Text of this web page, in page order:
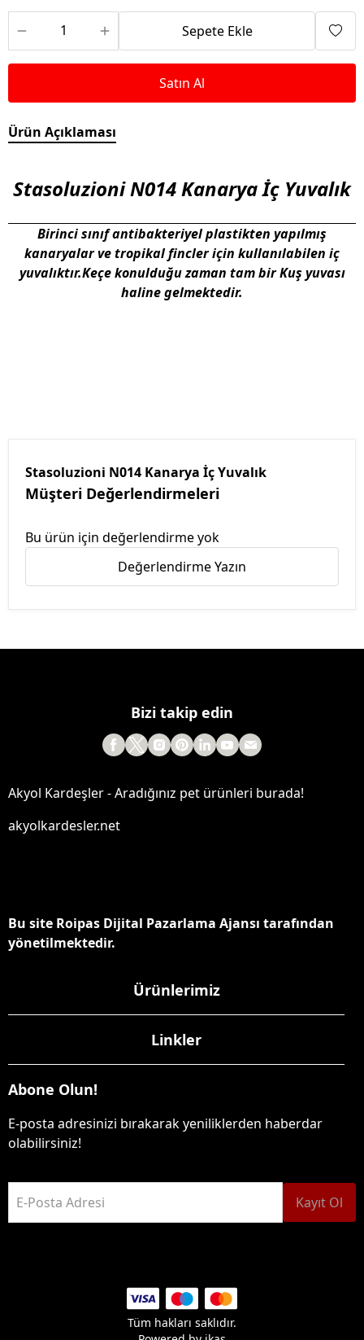
Sepete Ekle
Satın Al
Ürün Açıklaması
Stasoluzioni N014 Kanarya İç Yuvalık
Birinci sınıf antibakteriyel plastikten yapılmış
kanaryalar ve tropikal fincler için kullanılabilen iç
yuvalıktır.Keçe konulduğu zaman tam bir Kuş yuvası
haline gelmektedir.
Stasoluzioni N014 Kanarya İç Yuvalık
Müşteri Değerlendirmeleri
Bu ürün için değerlendirme yok
Değerlendirme Yazın
Bizi takip edin
Akyol Kardeşler - Aradığınız pet ürünleri burada!
akyolkardesler.net
Bu site Roipas Dijital Pazarlama Ajansı tarafından
yönetilmektedir.
Ürünlerimiz
Linkler
Abone Olun!
E-posta adresinizi bırakarak yeniliklerden haberdar
olabilirsiniz!
E-Posta Adresi Kayıt Ol
Tüm hakları saklıdır.